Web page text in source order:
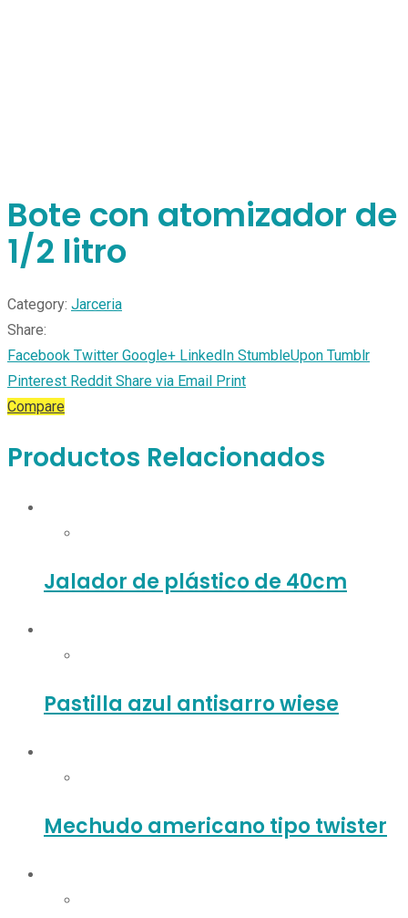
Bote con atomizador de
1/2 litro
Category: Jarceria
Share:
Facebook Twitter Google+ LinkedIn StumbleUpon Tumblr
Pinterest Reddit Share via Email Print
Compare
Productos Relacionados
Jalador de plástico de 40cm
Pastilla azul antisarro wiese
Mechudo americano tipo twister